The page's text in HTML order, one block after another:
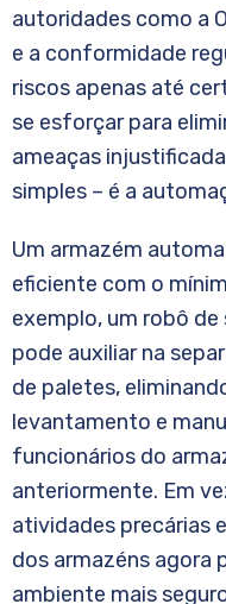
autoridades como a
e a conformidade
riscos apenas até
se esforçar para
ameaças
simples – é a
Um armazém
eficiente com o
exemplo, um robô
pode auxiliar na
de paletes,
levantamento e
funcionários do
anteriormente. Em
atividades precárias
dos armazéns agora
ambiente mais